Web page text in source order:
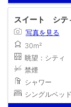
スイート シテ
写真を見る
30m²
眺望：シティ
禁煙
シャワー
シングルベッ